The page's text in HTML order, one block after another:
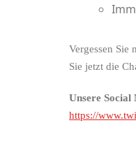
Vergessen Sie
Sie jetzt die
Unsere Social
https://